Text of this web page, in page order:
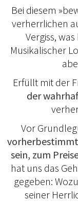
Bei diesem
verherrlichen
Vergiss,
Musikalischer
Erfüllt mit der
der
Vor
vorherbestimmt
sein, zum
hat uns das
gegeben:
seiner